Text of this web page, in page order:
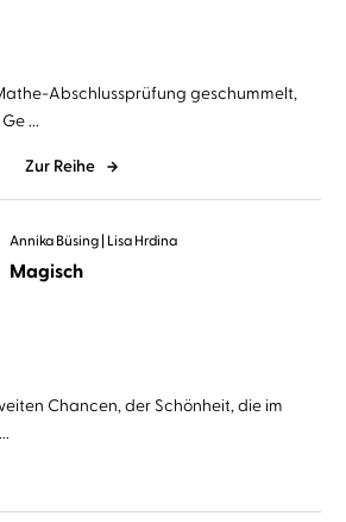
Abschlussprüfung geschummelt,
...
Zur Reihe
Annika Büsing Lisa Hrdina
Magisch
Chancen, der Schönheit, die im